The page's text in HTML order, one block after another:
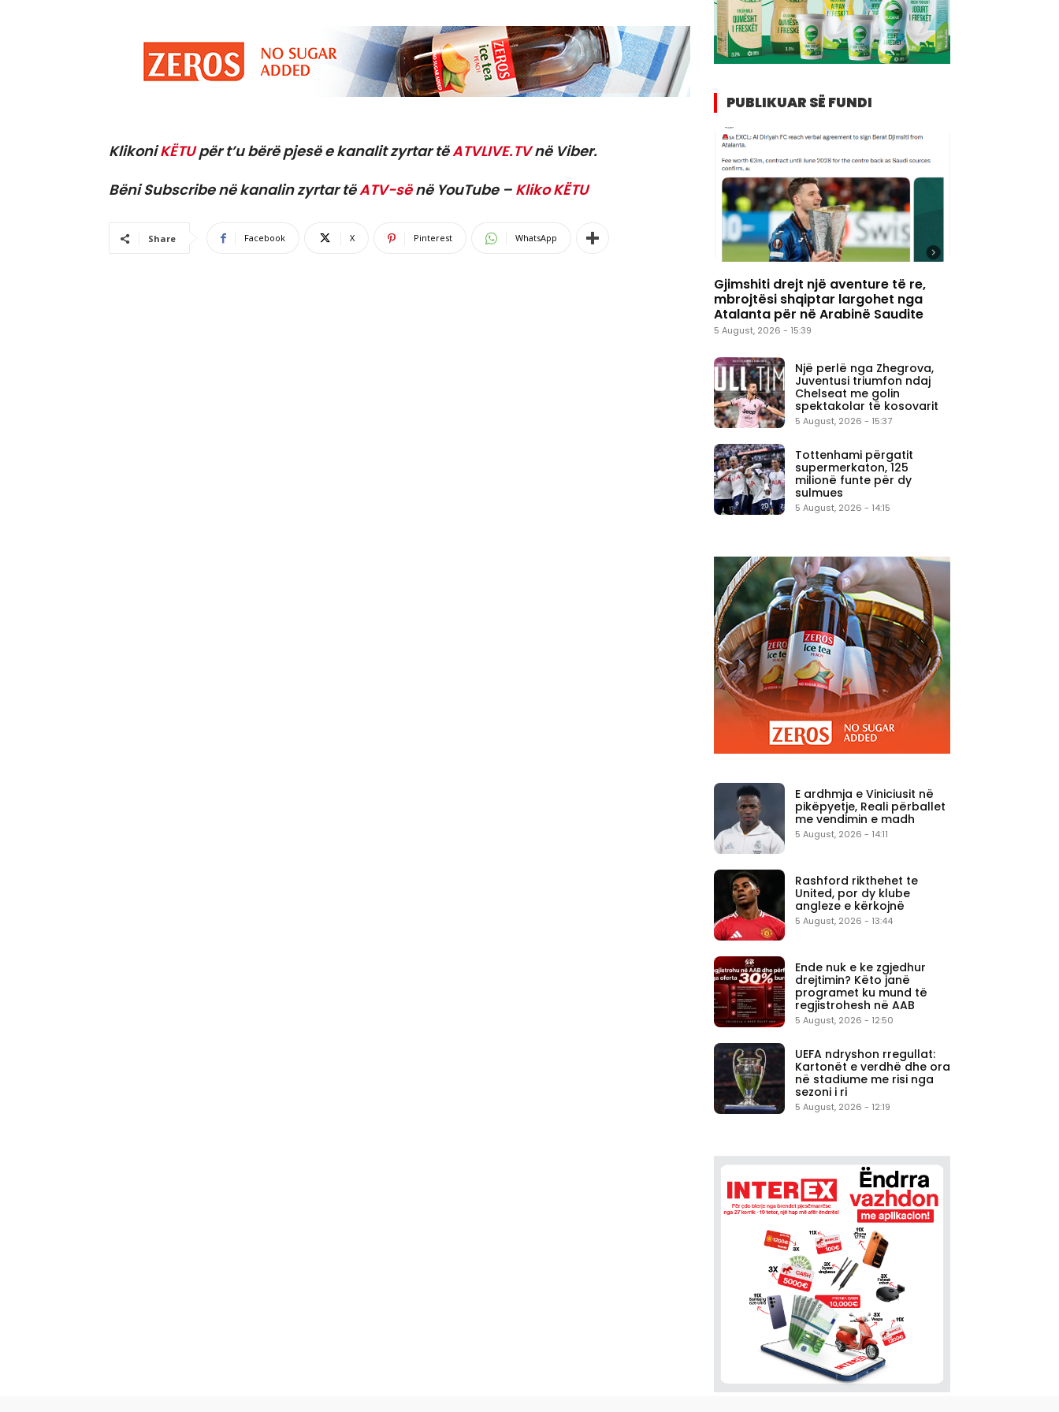
KlikoniKËTUpër t’u bërë pjesë e kanalit zyrtar tëATVLIVE.TVnë Viber.
Bëni Subscribe në kanalin zyrtar tëATV-sënë YouTube – Kliko KËTU
Share Facebook X Pinterest WhatsApp
PUBLIKUAR SË FUNDI
Gjimshiti drejt një aventure të re,
mbrojtësi shqiptar largohet nga
Atalanta për në Arabinë Saudite
5 August, 2026 - 15:39
Një perlë nga Zhegrova,
Juventusi triumfon ndaj
Chelseat me golin
spektakolar të kosovarit
5 August, 2026 - 15:37
Tottenhami përgatit
supermerkaton, 125
milionë funte për dy
sulmues
5 August, 2026 - 14:15
E ardhmja e Viniciusit në
pikëpyetje, Reali përballet
me vendimin e madh
5 August, 2026 - 14:11
Rashford rikthehet te
United, por dy klube
angleze e kërkojnë
5 August, 2026 - 13:44
Ende nuk e ke zgjedhur
drejtimin? Këto janë
programet ku mund të
regjistrohesh në AAB
5 August, 2026 - 12:50
UEFA ndryshon rregullat:
Kartonët e verdhë dhe ora
në stadiume me risi nga
sezoni i ri
5 August, 2026 - 12:19